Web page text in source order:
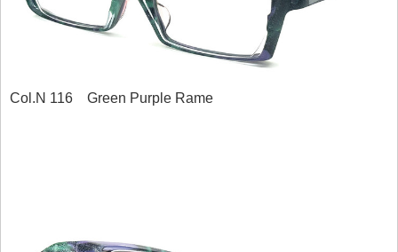
Col.N 116 Green Purple Rame